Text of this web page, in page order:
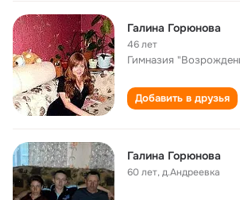
Галина Горюнова
46 лет
Гимназия
Добавить в друзья
Галина Горюнова
60 лет,д.Андреевка